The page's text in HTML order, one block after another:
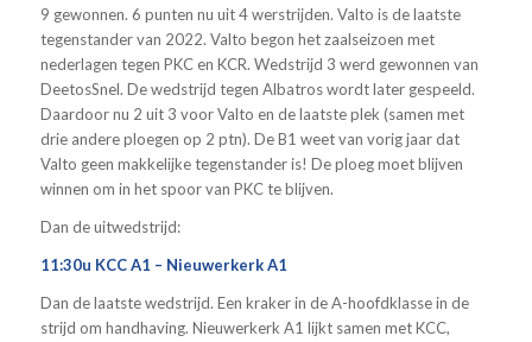
9 gewonnen. 6 punten nu uit 4 werstrijden. Valto is de laatste
tegenstander van 2022. Valto begon het zaalseizoen met
nederlagen tegen PKC en KCR. Wedstrijd 3 werd gewonnen van
DeetosSnel. De wedstrijd tegen Albatros wordt later gespeeld.
Daardoor nu 2 uit 3 voor Valto en de laatste plek (samen met
drie andere ploegen op 2 ptn). De B1 weet van vorig jaar dat
Valto geen makkelijke tegenstander is! De ploeg moet blijven
winnen om in het spoor van PKC te blijven.
Dan de uitwedstrijd:
11:30u KCC A1 – Nieuwerkerk A1
Dan de laatste wedstrijd. Een kraker in de A-hoofdklasse in de
strijd om handhaving. Nieuwerkerk A1 lijkt samen met KCC,